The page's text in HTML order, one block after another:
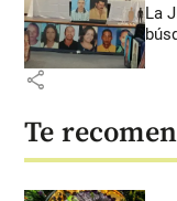
La
share
Te